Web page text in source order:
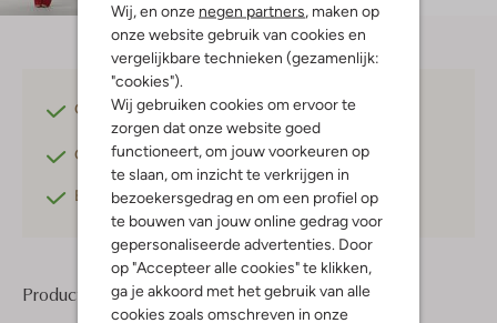
Wij, en onze negen partners , maken op
onze website gebruik van cookies en
vergelijkbare technieken (gezamenlijk:
"cookies").
Wij gebruiken cookies om ervoor te
zorgen dat onze website goed
functioneert, om jouw voorkeuren op
te slaan, om inzicht te verkrijgen in
bezoekersgedrag en om een profiel op
te bouwen van jouw online gedrag voor
gepersonaliseerde advertenties. Door
op "Accepteer alle cookies" te klikken,
ga je akkoord met het gebruik van alle
cookies zoals omschreven in onze
Gratis verzendingvanaf €75,-
Gratis retournerenbinnen 30 dagen*
Betaal achterafmet Klarna
Product informatie